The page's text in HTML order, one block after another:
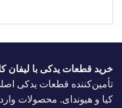
خرید قطعات یدکی با لیفان
تأمین‌کننده قطعات یدکی
کیا و هیوندای. محصولات